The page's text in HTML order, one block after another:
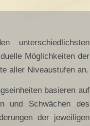
unterschiedlichsten
Möglichkeiten der
aller Niveaustufen an.
basieren auf
und Schwächen des
der jeweiligen